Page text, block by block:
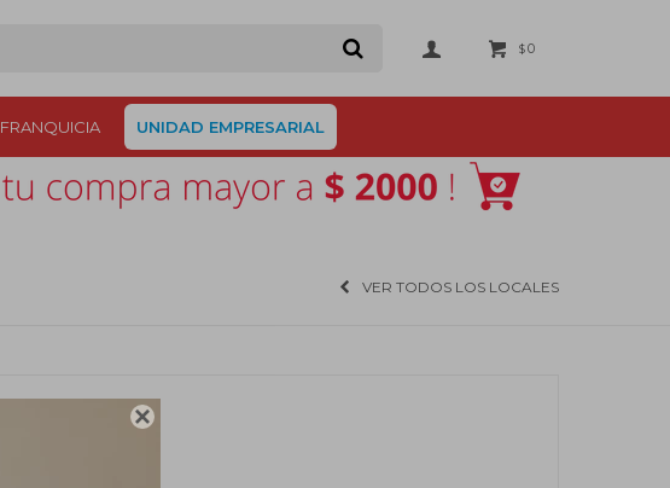

FRANQUICIA UNIDAD EMPRESARIAL
$0
VER TODOS LOS LOCALES